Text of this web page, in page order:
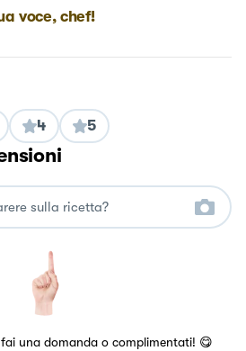
voce, chef!
4 5
una domanda o complimentati! 😋